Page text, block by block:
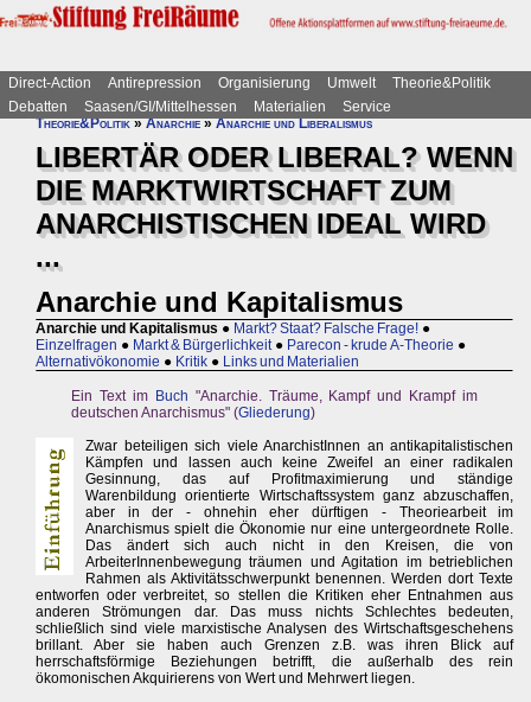
Direct-Action Antirepression Organisierung Umwelt
Theorie&Politik
Debatten
Saasen/GI/Mittelhessen Materialien
Service
Theorie&Politik»Anarchie»Anarchie und Liberalismus
LIBERTÄR ODER LIBERAL? WENN
DIE MARKTWIRTSCHAFT ZUM
ANARCHISTISCHEN IDEAL WIRD
...
Anarchie und Kapitalismus
Anarchie und Kapitalismus ● Markt? Staat? Falsche Frage! ●
Einzelfragen ● Markt & Bürgerlichkeit ● Parecon - krude A-Theorie ●
Alternativökonomie ● Kritik ● Links und Materialien
Ein Text im Buch "Anarchie. Träume, Kampf und Krampf im
deutschen Anarchismus" (Gliederung)
Zwar beteiligen sich viele AnarchistInnen an antikapitalistischen
Kämpfen und lassen auch keine Zweifel an einer radikalen
Gesinnung, das auf Profitmaximierung und ständige
Warenbildung orientierte Wirtschaftssystem ganz abzuschaffen,
aber in der - ohnehin eher dürftigen - Theoriearbeit im
Anarchismus spielt die Ökonomie nur eine untergeordnete Rolle.
Das ändert sich auch nicht in den Kreisen, die von
ArbeiterInnenbewegung träumen und Agitation im betrieblichen
Rahmen als Aktivitätsschwerpunkt benennen. Werden dort Texte
entworfen oder verbreitet, so stellen die Kritiken eher Entnahmen aus
anderen Strömungen dar. Das muss nichts Schlechtes bedeuten,
schließlich sind viele marxistische Analysen des Wirtschaftsgeschehens
brillant. Aber sie haben auch Grenzen z.B. was ihren Blick auf
herrschaftsförmige Beziehungen betrifft, die außerhalb des rein
ökomonischen Akquirierens von Wert und Mehrwert liegen.